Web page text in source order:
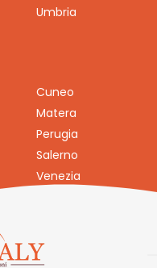
Umbria
Cuneo
Matera
Perugia
Salerno
Venezia